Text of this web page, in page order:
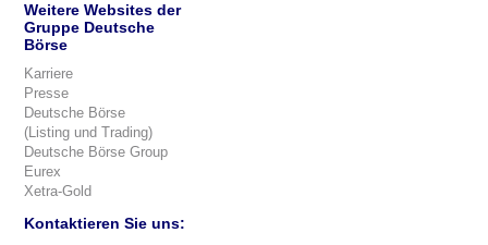
Weitere Websites der
Gruppe Deutsche
Börse
Karriere
Presse
Deutsche Börse
(Listing und Trading)
Deutsche Börse Group
Eurex
Xetra-Gold
Kontaktieren Sie uns: